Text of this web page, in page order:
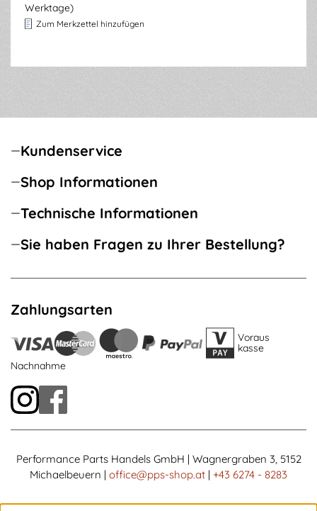
Werktage)
Zum Merkzettel hinzufügen
Kundenservice
Shop Informationen
Technische Informationen
Sie haben Fragen zu Ihrer Bestellung?
Zahlungsarten
Voraus
kasse
Nachnahme
Performance Parts Handels GmbH | Wagnergraben 3, 5152
Michaelbeuern | office@pps-shop.at | +43 6274 - 8283